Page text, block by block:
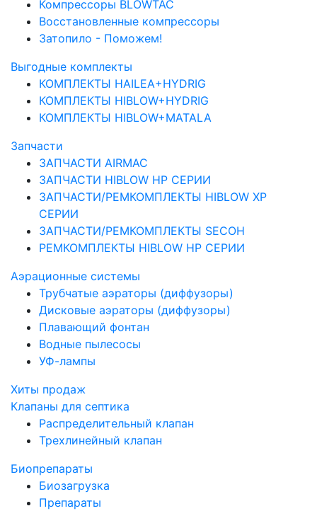
Компрессоры BLOWTAC
Восстановленные компрессоры
Затопило - Поможем!
Выгодные комплекты
КОМПЛЕКТЫ HAILEA+HYDRIG
КОМПЛЕКТЫ HIBLOW+HYDRIG
КОМПЛЕКТЫ HIBLOW+MATALA
Запчасти
ЗАПЧАСТИ AIRMAC
ЗАПЧАСТИ HIBLOW HP СЕРИИ
ЗАПЧАСТИ/РЕМКОМПЛЕКТЫ HIBLOW XP
СЕРИИ
ЗАПЧАСТИ/РЕМКОМПЛЕКТЫ SECOH
РЕМКОМПЛЕКТЫ HIBLOW HP СЕРИИ
Аэрационные системы
Трубчатые аэраторы (диффузоры)
Дисковые аэраторы (диффузоры)
Плавающий фонтан
Водные пылесосы
УФ-лампы
Хиты продаж
Клапаны для септика
Распределительный клапан
Трехлинейный клапан
Биопрепараты
Биозагрузка
Препараты